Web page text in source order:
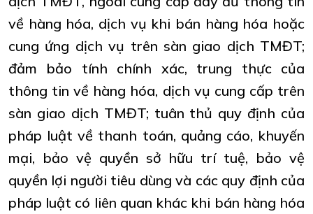
về hàng hóa, dịch vụ khi bán hàng hóa hoặc
cung ứng dịch vụ trên sàn giao dịch TMĐT;
đảm bảo tính chính xác, trung thực của
thông tin về hàng hóa, dịch vụ cung cấp trên
sàn giao dịch TMĐT; tuân thủ quy định của
pháp luật về thanh toán, quảng cáo, khuyến
mại, bảo vệ quyền sở hữu trí tuệ, bảo vệ
quyền lợi người tiêu dùng và các quy định của
pháp luật có liên quan khác khi bán hàng hóa